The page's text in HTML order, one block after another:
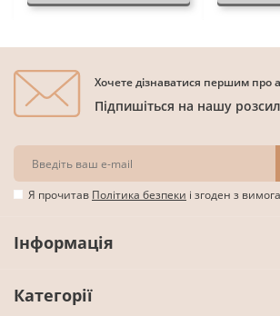
Хочете дізнаватися першим про
Підпишіться на нашу
Я прочитав Політика безпеки і згоден з
Інформація
Категорії